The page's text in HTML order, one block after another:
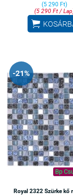
(5 290 Ft)
(5 290 Ft /

-21%
Bp
Royal 2322 Szürke kő